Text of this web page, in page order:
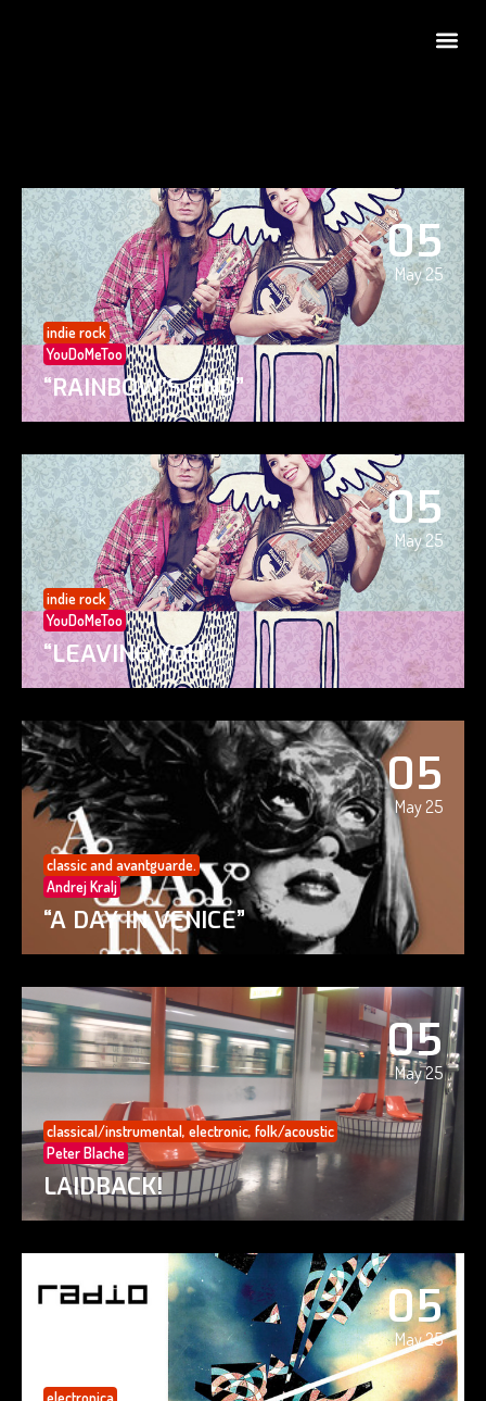
05
May 25
indie rock
YouDoMeToo
“RAINBOW’S END”
05
May 25
indie rock
YouDoMeToo
“LEAVING YOU”
05
May 25
classic and avantguarde.
Andrej Kralj
“A DAY IN VENICE”
05
May 25
classical/instrumental, electronic, folk/acoustic
Peter Blache
LAIDBACK!
05
May 25
electronica